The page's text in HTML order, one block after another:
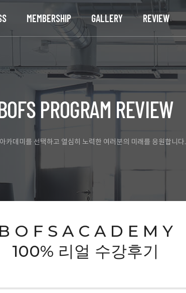
MEMBERSHIP GALLERY REVIEW
PROGRAM REVIEW
카데미를 선택하고 열심히 노력한 여러분의 미래를 응원합니다.
B O F S A C A D E M Y
100% 리얼 수강후기